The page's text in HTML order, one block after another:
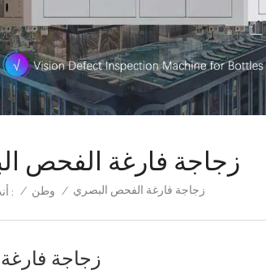
زجاجة فارغة الفحص
أنت في : / وطن / زجاجة فارغة الفحص البصري
زجاجة